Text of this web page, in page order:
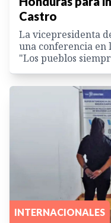
Castro
La vicepresidenta
una conferencia
"Los pueblos
INTERNACIONALES